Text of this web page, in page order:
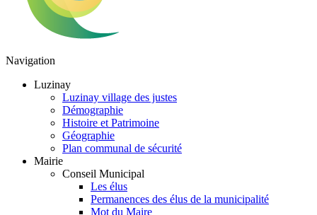
Navigation
Luzinay
Luzinay village des justes
Démographie
Histoire et Patrimoine
Géographie
Plan communal de sécurité
Mairie
Conseil Municipal
Les élus
Permanences des élus de la municipalité
Mot du Maire